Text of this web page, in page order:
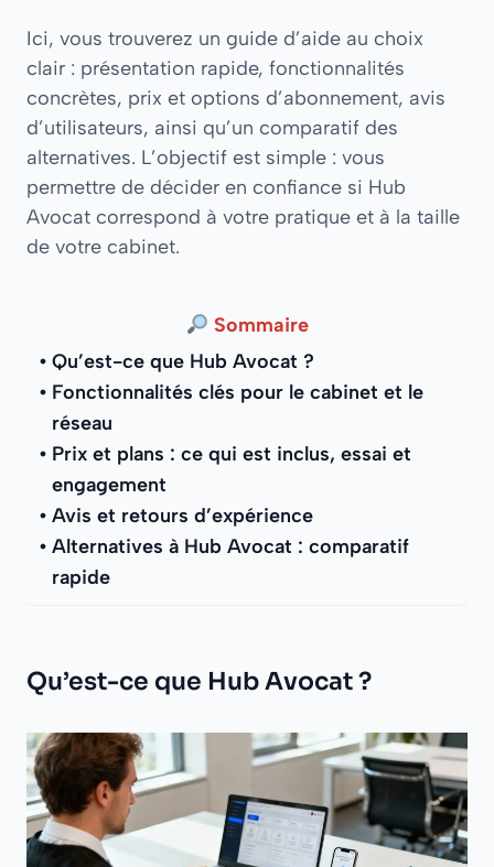
Ici, vous trouverez un guide d’aide au choix
clair : présentation rapide, fonctionnalités
concrètes, prix et options d’abonnement, avis
d’utilisateurs, ainsi qu’un comparatif des
alternatives. L’objectif est simple : vous
permettre de décider en confiance si Hub
Avocat correspond à votre pratique et à la taille
de votre cabinet.
Sommaire
Qu’est-ce que Hub Avocat ?
Fonctionnalités clés pour le cabinet et le
réseau
Prix et plans : ce qui est inclus, essai et
engagement
Avis et retours d’expérience
Alternatives à Hub Avocat : comparatif
rapide
Qu’est-ce que Hub Avocat ?